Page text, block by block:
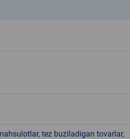
tez buziladigan tovarlar,